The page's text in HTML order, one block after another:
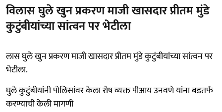
विलास घुले खुन प्रकरण माजी खासदार प्रीतम मुंडे
कुटुंबीयांच्या सांत्वन पर भेटीला
लास घुले खुन प्रकरण माजी खासदार प्रीतम मुंडे कुटुंबीयांच्या सांत्वन पर
भेटीला.
घुले कुटुंबीयांनी पोलिसांवर केला रोष व्यक्त पीआय उनवणे यांना बडतर्फ
करण्याची केली मागणी